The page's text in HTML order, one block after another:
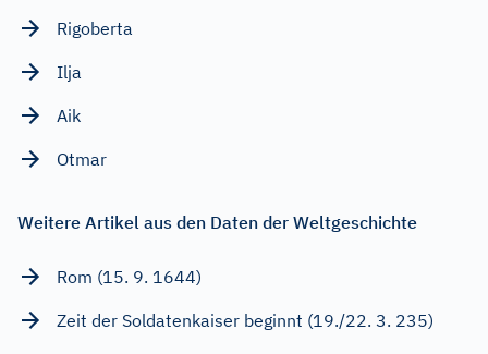
Rigoberta
Ilja
Aik
Otmar
Weitere Artikel aus den Daten der Weltgeschichte
Rom (15. 9. 1644)
Zeit der Soldatenkaiser beginnt (19./22. 3. 235)